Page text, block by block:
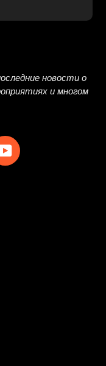
новости о
и многом
YouTube